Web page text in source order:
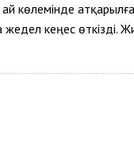
көлемінде
кеңес өткізді.